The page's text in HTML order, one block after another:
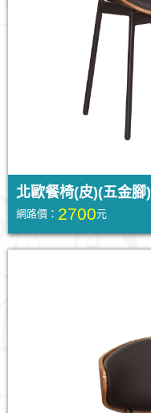
北歐餐椅(皮)(五金腳)
網路價： 2700元